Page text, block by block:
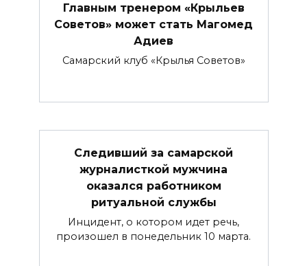
Главным тренером «Крыльев
Советов» может стать Магомед
Адиев
Самарский клуб «Крылья Советов»
Следивший за самарской
журналисткой мужчина
оказался работником
ритуальной службы
Инцидент, о котором идет речь,
произошел в понедельник 10 марта.